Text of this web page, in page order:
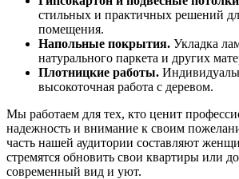
стильных и практичных решений
помещения.
Напольные покрытия. Укладка
натурального паркета и других
Плотницкие работы.
высокоточная работа с деревом.
Мы работаем для тех, кто ценит
надежность и внимание к своим
часть нашей аудитории составляют
стремятся обновить свои квартиры или
современный вид и уют.